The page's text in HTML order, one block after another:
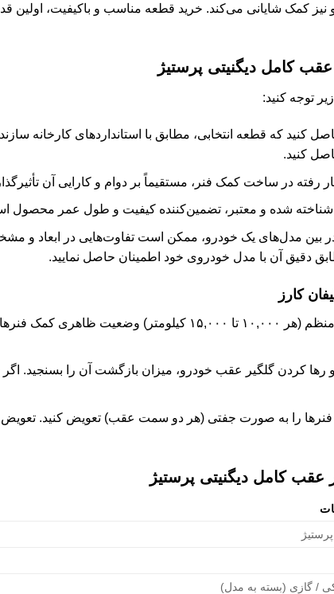
نیز کمک شایانی می‌کند. خرید قطعه مناسب و باکیفیت، اولین
کامل دیگنیتی پرستیژ
توجه کنید:
کنید.
رفته در ساخت کمک فنر، مستقیماً بر دوام و کارایی آن
شناخته شده و معتبر، تضمین‌کننده کیفیت و طول عمر محصول
بین مدل‌های یک خودرو، ممکن است تفاوت‌هایی در ابعاد و
دقیق آن با مدل خودروی خود اطمینان حاصل نمایید.
کارز
به صورت منظم (هر ۱۰,۰۰۰ تا ۱۵,۰۰۰ کیلومتر)
را به صورت جفتی (هر دو سمت عقب) تعویض کنید. تعویض
عقب کامل دیگنیتی پرستیژ
/ گازی (بسته به مدل)